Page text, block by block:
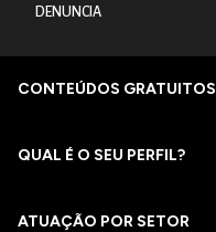
DENUNCIA
CONTEÚDOS GRATUITOS
QUAL É O SEU PERFIL?
ATUAÇÃO POR SETOR